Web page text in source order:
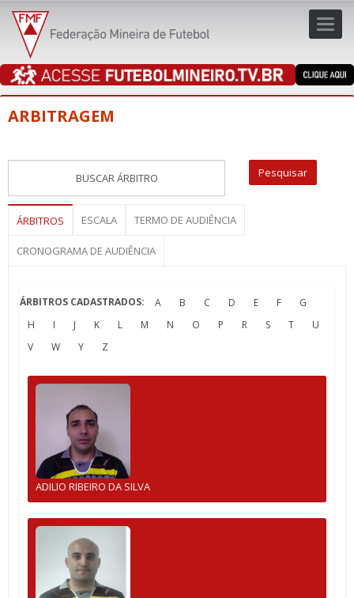
ARBITRAGEM
ÁRBITROS ESCALA TERMO DE AUDIÊNCIA
CRONOGRAMA DE AUDIÊNCIA
ÁRBITROS CADASTRADOS: A B C D E F
G
H
I J K L M N O P R S T
U
V
W Y Z
ADILIO RIBEIRO DA SILVA